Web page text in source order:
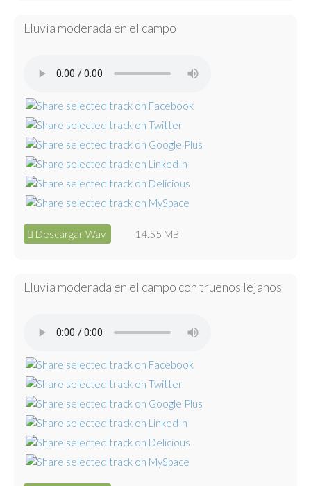
Lluvia moderada en el campo
Descargar Wav 14.55 MB
Lluvia moderada en el campo con truenos lejanos